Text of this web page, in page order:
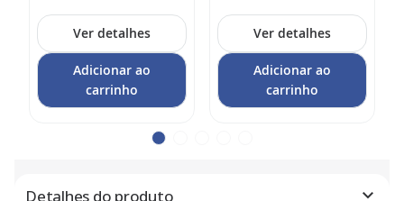
Ver detalhes
Adicionar ao
carrinho
Ver detalhes
Adicionar ao
carrinho
Detalhes do produto